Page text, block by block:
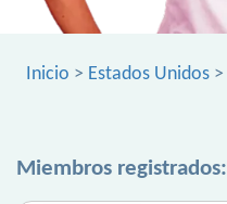
Inicio > Estados Unidos >
Miembros registrados: